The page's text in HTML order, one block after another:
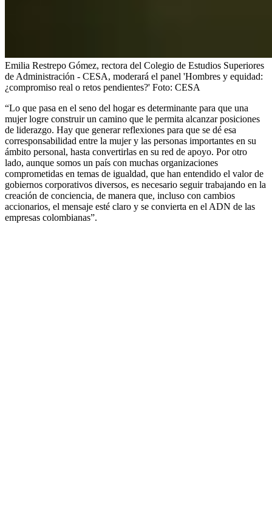
Emilia Restrepo Gómez, rectora del Colegio de Estudios Superiores
de Administración - CESA, moderará el panel 'Hombres y equidad:
¿compromiso real o retos pendientes?' Foto: CESA
“Lo que pasa en el seno del hogar es determinante para que una
mujer logre construir un camino que le permita alcanzar posiciones
de liderazgo. Hay que generar reflexiones para que se dé esa
corresponsabilidad entre la mujer y las personas importantes en su
ámbito personal, hasta convertirlas en su red de apoyo. Por otro
lado, aunque somos un país con muchas organizaciones
comprometidas en temas de igualdad, que han entendido el valor de
gobiernos corporativos diversos, es necesario seguir trabajando en la
creación de conciencia, de manera que, incluso con cambios
accionarios, el mensaje esté claro y se convierta en el ADN de las
empresas colombianas”.